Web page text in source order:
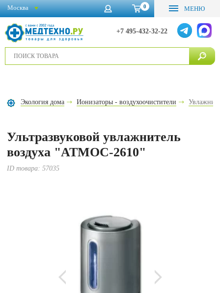
0 МЕНЮ
+7 495-432-32-22
Москва
Экология дома Ионизаторы - воздухоочистители
Ультразвуковой увлажнитель
воздуха "АТМОС-2610"
ID товара:57035